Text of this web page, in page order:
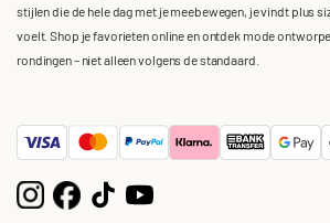
stijlen die de hele dag met je meebewegen, je vindt plus
voelt. Shop je favorieten online en ontdek mode
rondingen – niet alleen volgens de standaard.